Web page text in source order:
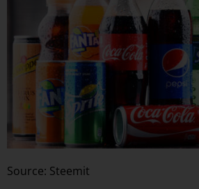
Source: Steemit